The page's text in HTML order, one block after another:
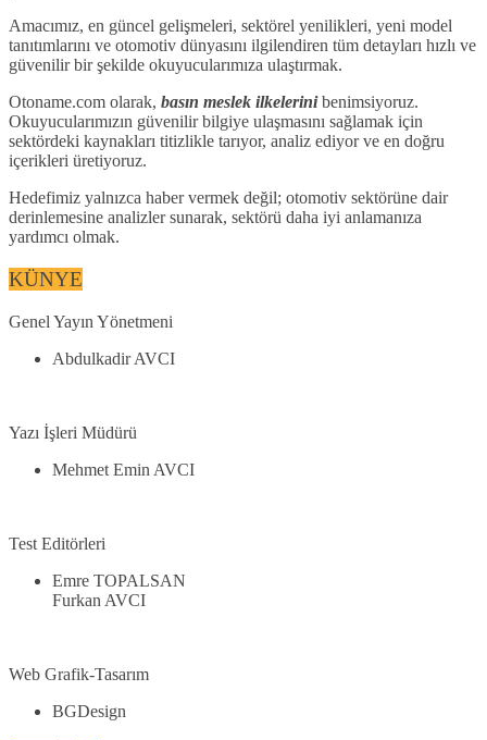
Amacımız, en güncel gelişmeleri, sektörel yenilikleri, yeni model
tanıtımlarını ve otomotiv dünyasını ilgilendiren tüm detayları hızlı ve
güvenilir bir şekilde okuyucularımıza ulaştırmak.
Otoname.com olarak, basın meslek ilkelerinibenimsiyoruz.
Okuyucularımızın güvenilir bilgiye ulaşmasını sağlamak için
sektördeki kaynakları titizlikle tarıyor, analiz ediyor ve en doğru
içerikleri üretiyoruz.
Hedefimiz yalnızca haber vermek değil; otomotiv sektörüne dair
derinlemesine analizler sunarak, sektörü daha iyi anlamanıza
yardımcı olmak.
KÜNYE
Genel Yayın Yönetmeni
Abdulkadir AVCI
Yazı İşleri Müdürü
Mehmet Emin AVCI
Test Editörleri
Emre TOPALSAN
Furkan AVCI
Web Grafik-Tasarım
BGDesign